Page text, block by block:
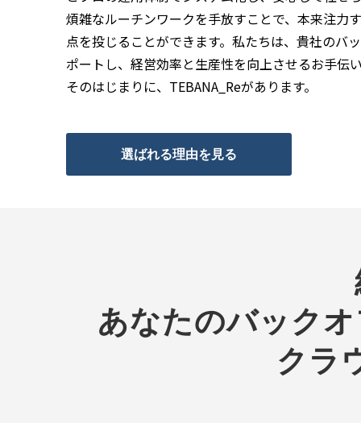
煩雑なルーチンワークを手放すことで、本来注力
点を投じることができます。私たちは、貴社のバ
ポートし、経営効率と生産性を向上させるお手伝
そのはじまりに、TEBANA_Reがあります。
選ばれる理由を見る
あなた
クラ